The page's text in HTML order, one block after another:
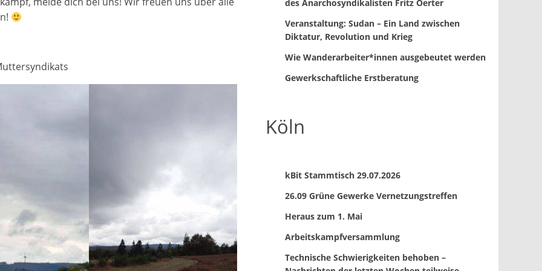
des Anarchosyndikalisten Fritz Oerter
Veranstaltung: Sudan – Ein Land zwischen
Diktatur, Revolution und Krieg
Wie Wanderarbeiter*innen ausgebeutet werden
Gewerkschaftliche Erstberatung
Köln
kBit Stammtisch 29.07.2026
26.09 Grüne Gewerke Vernetzungstreffen
Heraus zum 1. Mai
Arbeitskampfversammlung
Technische Schwierigkeiten behoben –